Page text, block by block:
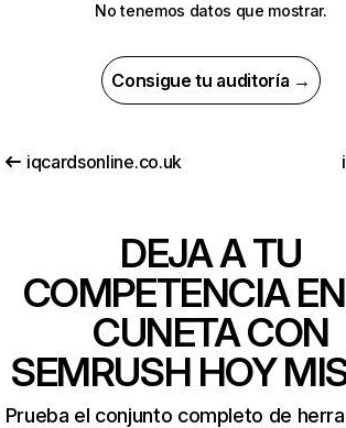
No tenemos datos que mostrar.
Consigue tu auditoría →
iqcardsonline.co.uk
DEJA A TU
COMPETENCIA
CUNETA CON
SEMRUSH HOY
Prueba el conjunto completo de